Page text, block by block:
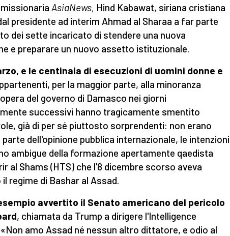
AsiaNews, Hind Kabawat, siriana cristiana
presidente ad interim Ahmad al Sharaa a far parte
dei sette incaricato di stendere una nuova
e preparare un nuovo assetto istituzionale.
e le centinaia di esecuzioni di uomini donne e
per la maggior parte, alla minoranza
del governo di Damasco nei giorni
successivi hanno tragicamente smentito
già di per sé piuttosto sorprendenti: non erano
dell'opinione pubblica internazionale, le intenzioni
ambigue della formazione apertamente qaedista
al Shams (HTS) che l'8 dicembre scorso aveva
regime di Bashar al Assad.
avvertito il Senato americano del pericolo
, chiamata da Trump a dirigere l'Intelligence
amo Assad né nessun altro dittatore, e odio al